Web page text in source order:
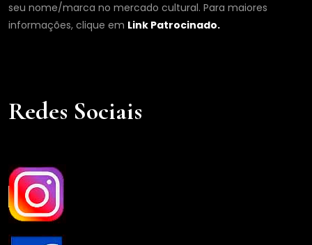
seu nome/marca no mercado cultural. Para maiores
informações, clique em Link Patrocinado.
Redes Sociais